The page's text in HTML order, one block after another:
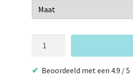
Red
Beoordeeld met een 4.9 / 5